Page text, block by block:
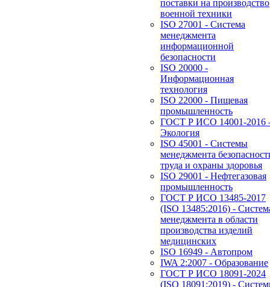
поставки на производство
военной техники
ISO 27001 - Система
менеджмента
информационной
безопасности
ISO 20000 -
Информационная
технология
ISO 22000 - Пищевая
промышленность
ГОСТ Р ИСО 14001-2016
Экология
ISO 45001 - Системы
менеджмента
труда и охраны здоровья
ISO 29001 - Нефтегазовая
промышленность
ГОСТ Р ИСО 13485-2017
(ISO 13485:2016) -
менеджмента в области
производства изделий
медицинских
ISO 16949 - Автопром
IWA 2:2007 - Образование
ГОСТ Р ИСО 18091-2024
(ISO 18091:2019) -